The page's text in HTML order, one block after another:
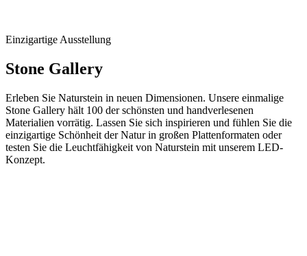
Einzigartige Ausstellung
Stone Gallery
Erleben Sie Naturstein in neuen Dimensionen. Unsere einmalige
Stone Gallery hält 100 der schönsten und handverlesenen
Materialien vorrätig. Lassen Sie sich inspirieren und fühlen Sie die
einzigartige Schönheit der Natur in großen Plattenformaten oder
testen Sie die Leuchtfähigkeit von Naturstein mit unserem LED-
Konzept.